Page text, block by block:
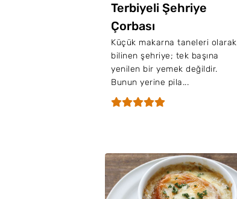
Terbiyeli Şehriye
Çorbası
Küçük makarna taneleri olarak
bilinen şehriye; tek başına
yenilen bir yemek değildir.
Bunun yerine pila...